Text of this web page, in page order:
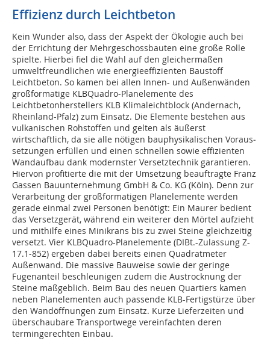
Effizienz durch Leichtbeton
Kein Wunder also, dass der Aspekt der Ökologie auch bei
der Errichtung der Mehrgeschossbauten eine große Rolle
spielte. Hierbei fiel die Wahl auf den gleichermaßen
umweltfreundlichen wie energieeffizienten Baustoff
Leichtbeton. So kamen bei allen Innen- und Außenwänden
großformatige KLBQuadro-Planelemente des
Leichtbetonherstellers KLB Klimaleichtblock (Andernach,
Rheinland-Pfalz) zum Einsatz. Die Elemente bestehen aus
vulkanischen Rohstoffen und gelten als äußerst
wirtschaftlich, da sie alle nötigen bauphysikalischen Voraus­
setzungen erfüllen und einen schnellen sowie effizienten
Wandaufbau dank modernster Versetztechnik garantieren.
Hiervon profitierte die mit der Umsetzung beauftragte Franz
Gassen Bauunternehmung GmbH & Co. KG (Köln). Denn zur
Verarbeitung der großformatigen Planelemente werden
gerade einmal zwei Personen benötigt: Ein Maurer bedient
das Versetzgerät, während ein weiterer den Mörtel aufzieht
und mithilfe eines Minikrans bis zu zwei Steine gleichzeitig
versetzt. Vier KLBQuadro-Planelemente (DIBt.-Zulassung Z-
17.1-852) ergeben dabei bereits einen Quadratmeter
Außenwand. Die massive Bauweise sowie der geringe
Fugenanteil beschleunigen zudem die Austrocknung der
Steine maßgeblich. Beim Bau des neuen Quartiers kamen
neben Planelementen auch passende KLB-Fertigstürze über
den Wandöffnungen zum Einsatz. Kurze Lieferzeiten und
überschaubare Transportwege vereinfachten deren
termingerechten Einbau.